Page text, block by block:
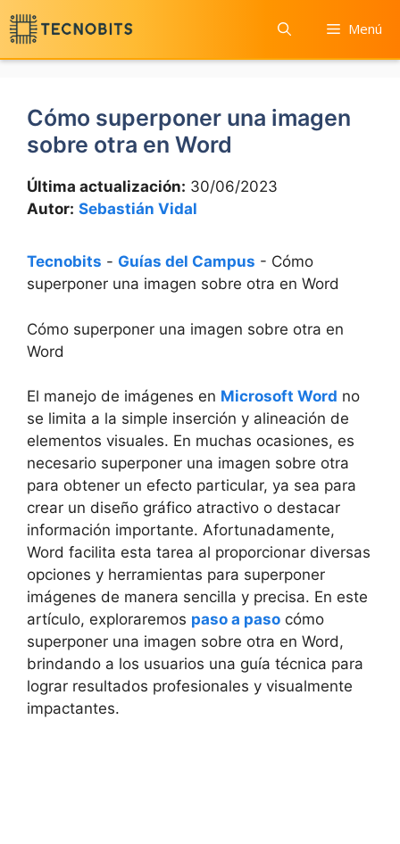
Saltar
al
contenido
Menú
Cómo superponer una imagen
sobre otra en Word
Última actualización: 30/06/2023
Autor: Sebastián Vidal
Tecnobits - Guías del Campus - Cómo
superponer una imagen sobre otra en Word
Cómo superponer una imagen sobre otra en
Word
El manejo de imágenes en Microsoft Word no
se limita a la simple inserción y alineación de
elementos visuales. En muchas ocasiones, es
necesario superponer una imagen sobre otra
para obtener un efecto particular, ya sea para
crear un diseño gráfico atractivo o destacar
información importante. Afortunadamente,
Word facilita esta tarea al proporcionar diversas
opciones y herramientas para superponer
imágenes de manera sencilla y precisa. En este
artículo, exploraremos paso a paso cómo
superponer una imagen sobre otra en Word,
brindando a los usuarios una guía técnica para
lograr resultados profesionales y visualmente
impactantes.